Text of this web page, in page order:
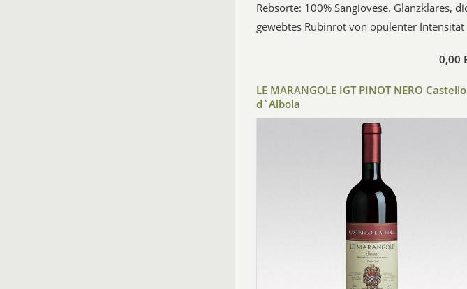
Rebsorte: 100% Sangiovese. Glanzklares,
gewebtes Rubinrot von opulenter Intensität
0,00
LE MARANGOLE IGT PINOT NERO Castello
d`Albola